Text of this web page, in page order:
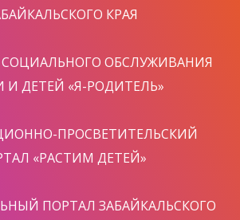
КРАЯ
ОБСЛУЖИВАНИЯ
И ДЕТЕЙ «Я-РОДИТЕЛЬ»
ПРОСВЕТИТЕЛЬСКИЙ
«РАСТИМ ДЕТЕЙ»
ПОРТАЛ ЗАБАЙКАЛЬСКОГО